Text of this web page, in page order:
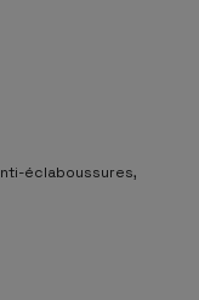
éclaboussures,